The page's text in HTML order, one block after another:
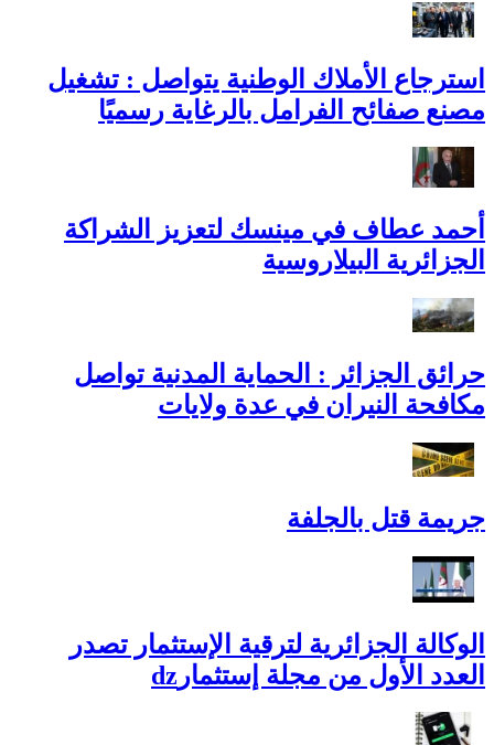
استرجاع الأملاك الوطنية يتواصل : تشغيل
مصنع صفائح الفرامل بالرغاية رسميًا
أحمد عطاف في مينسك لتعزيز الشراكة
الجزائرية البيلاروسية
حرائق الجزائر : الحماية المدنية تواصل
مكافحة النيران في عدة ولايات
جريمة قتل بالجلفة
الوكالة الجزائرية لترقية الإستثمار تصدر
العدد الأول من مجلة إستثمارdz